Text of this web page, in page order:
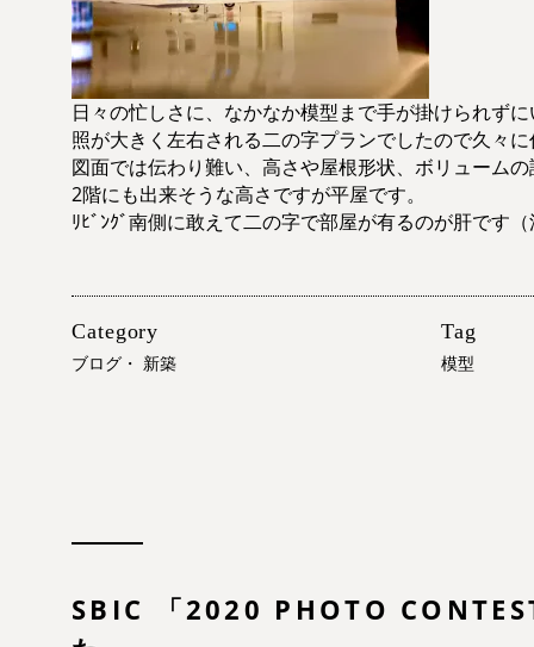
日々の忙しさに、なかなか模型まで手が掛けられず
照が大きく左右される二の字プランでしたので久々
図面では伝わり難い、高さや屋根形状、ボリューム
2階にも出来そうな高さですが平屋です。
ﾘﾋﾞﾝｸﾞ南側に敢えて二の字で部屋が有るのが肝です
Category
ブログ ・ 新築
Tag
模型
SBIC 「2020 PHOTO